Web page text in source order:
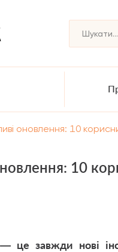
оновлення: 10
10
це завжди нові